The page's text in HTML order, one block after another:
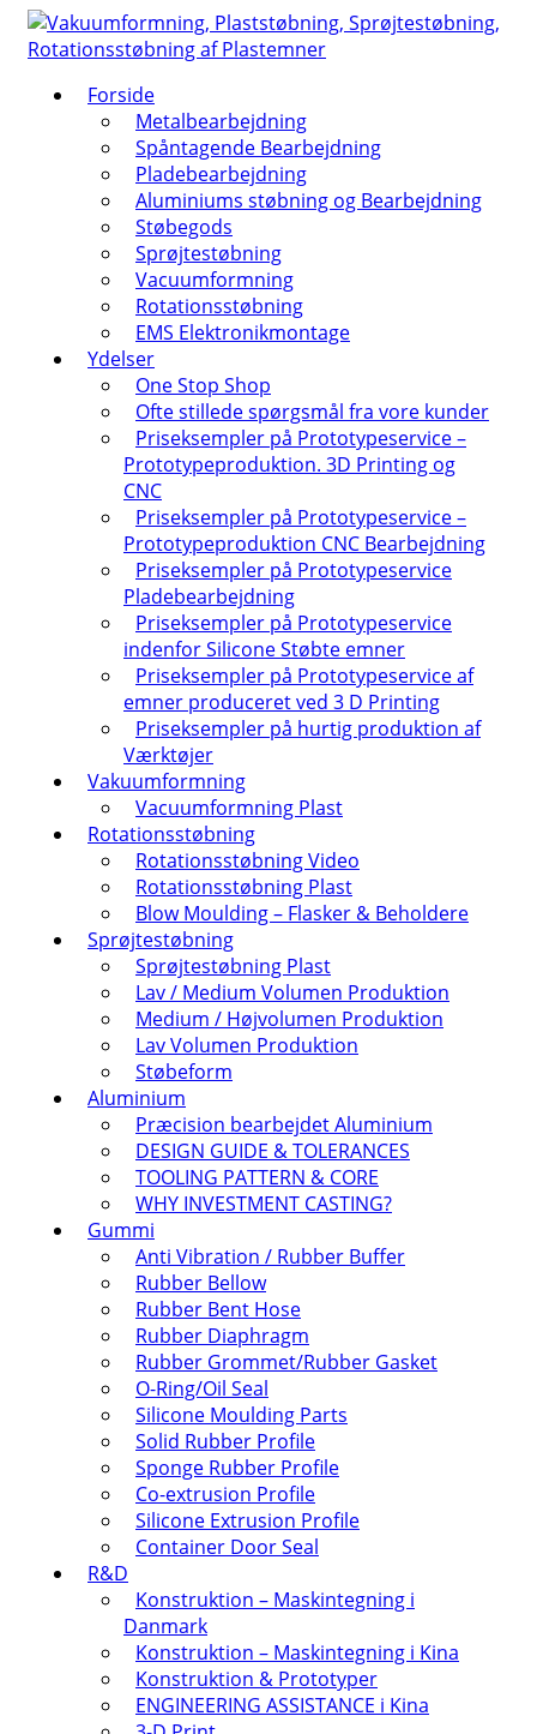
↓
Hop
hovedindhold
Forside
Metalbearbejdning
Spåntagende Bearbejdning
Pladebearbejdning
Aluminiums støbning og Bearbejdning
Støbegods
Sprøjtestøbning
Vacuumformning
Rotationsstøbning
EMS Elektronikmontage
Ydelser
One Stop Shop
Ofte stillede spørgsmål fra vore kunder
Priseksempler på Prototypeservice –
Prototypeproduktion. 3D Printing og
CNC
Priseksempler på Prototypeservice –
Prototypeproduktion CNC Bearbejdning
Priseksempler på Prototypeservice
Pladebearbejdning
Priseksempler på Prototypeservice
indenfor Silicone Støbte emner
Priseksempler på Prototypeservice af
emner produceret ved 3 D Printing
Priseksempler på hurtig produktion af
Værktøjer
Vakuumformning
Vacuumformning Plast
Rotationsstøbning
Rotationsstøbning Video
Rotationsstøbning Plast
Blow Moulding – Flasker & Beholdere
Sprøjtestøbning
Sprøjtestøbning Plast
Lav / Medium Volumen Produktion
Medium / Højvolumen Produktion
Lav Volumen Produktion
Støbeform
Aluminium
Præcision bearbejdet Aluminium
DESIGN GUIDE & TOLERANCES
TOOLING PATTERN & CORE
WHY INVESTMENT CASTING?
Gummi
Anti Vibration / Rubber Buffer
Rubber Bellow
Rubber Bent Hose
Rubber Diaphragm
Rubber Grommet/Rubber Gasket
O-Ring/Oil Seal
Silicone Moulding Parts
Solid Rubber Profile
Sponge Rubber Profile
Co-extrusion Profile
Silicone Extrusion Profile
Container Door Seal
R&D
Konstruktion – Maskintegning i
Danmark
Konstruktion – Maskintegning i Kina
Konstruktion & Prototyper
ENGINEERING ASSISTANCE i Kina